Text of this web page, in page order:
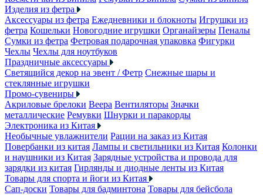
Изделия из фетра
Аксессуары из фетра Ежедневники и блокноты Игрушки из
фетра Кошельки Новогодние игрушки Органайзеры Пеналы
Сумки из фетра Фетровая подарочная упаковка Фигурки
Чехлы Чехлы для ноутбуков
Праздничные аксессуары
Светящийся декор на эвент / Фетр Снежные шары и
стеклянные игрушки
Промо-сувениры
Акриловые брелоки Веера Вентиляторы Значки
металлические Ремувки Шнурки и паракорды
Электроника из Китая
Необычные увлажнители Рации на заказ из Китая
Повербанки из китая Лампы и светильники из Китая Колонки
и наушники из Китая Зарядные устройства и провода для
зарядки из китая Гирлянды и диодные ленты из Китая
Товары для спорта и йоги из Китая
Сап-доски Товары для бадминтона Товары для бейсбола